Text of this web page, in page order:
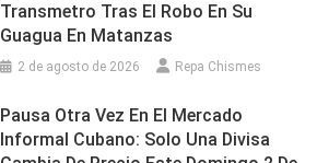
Transmetro Tras El Robo En Su
Guagua En Matanzas
2 de agosto de 2026 Repa Chismes
Pausa Otra Vez En El Mercado
Informal Cubano: Solo Una Divisa